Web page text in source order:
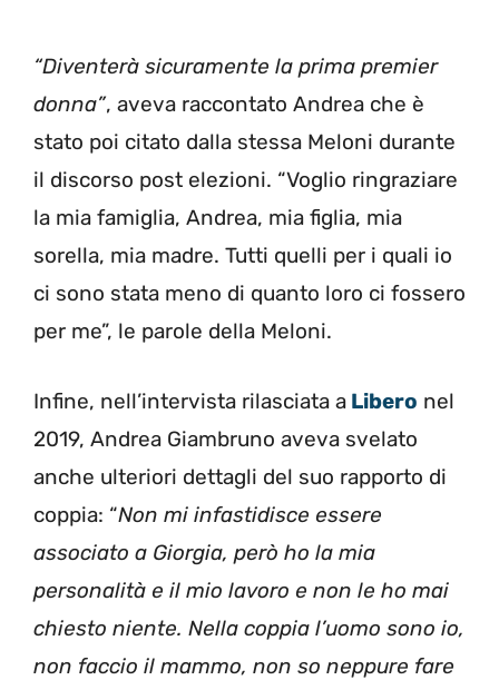
“Diventerà sicuramente la prima premier
donna”, aveva raccontato Andrea che è
stato poi citato dalla stessa Meloni durante
il discorso post elezioni. “Voglio ringraziare
la mia famiglia, Andrea, mia figlia, mia
sorella, mia madre. Tutti quelli per i quali io
ci sono stata meno di quanto loro ci fossero
per me”, le parole della Meloni.
Infine, nell’intervista rilasciata a Libero nel
2019, Andrea Giambruno aveva svelato
anche ulteriori dettagli del suo rapporto di
coppia: “Non mi infastidisce essere
associato a Giorgia, però ho la mia
personalità e il mio lavoro e non le ho mai
chiesto niente. Nella coppia l’uomo sono io,
non faccio il mammo, non so neppure fare